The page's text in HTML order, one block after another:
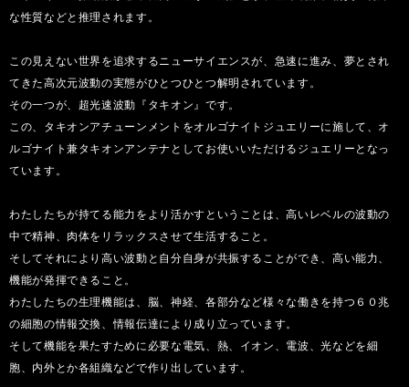
な性質などと推理されます。
この見えない世界を追求するニューサイエンスが、急速に進み、夢とされ
てきた高次元波動の実態がひとつひとつ解明されています。
その一つが、超光速波動『タキオン』です。
この、タキオンアチューンメントをオルゴナイトジュエリーに施して、オ
ルゴナイト兼タキオンアンテナとしてお使いいただけるジュエリーとなっ
ています。
わたしたちが持てる能力をより活かすということは、高いレベルの波動の
中で精神、肉体をリラックスさせて生活すること。
そしてそれにより高い波動と自分自身が共振することができ、高い能力、
機能が発揮できること。
わたしたちの生理機能は、脳、神経、各部分など様々な働きを持つ６０兆
の細胞の情報交換、情報伝達により成り立っています。
そして機能を果たすために必要な電気、熱、イオン、電波、光などを細
胞、内外とか各組織などで作り出しています。